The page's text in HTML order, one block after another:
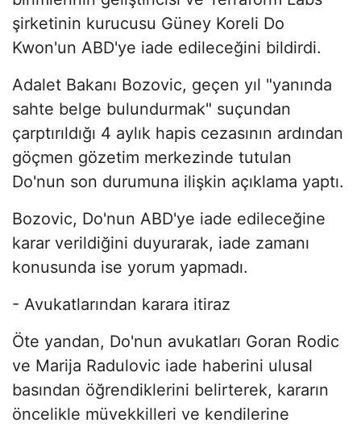
şirketinin kurucusu Güney Koreli Do
Kwon'un ABD'ye iade edileceğini bildirdi.
Adalet Bakanı Bozovic, geçen yıl "yanında
sahte belge bulundurmak" suçundan
çarptırıldığı 4 aylık hapis cezasının ardından
göçmen gözetim merkezinde tutulan
Do'nun son durumuna ilişkin açıklama yaptı.
Bozovic, Do'nun ABD'ye iade edileceğine
karar verildiğini duyurarak, iade zamanı
konusunda ise yorum yapmadı.
- Avukatlarından karara itiraz
Öte yandan, Do'nun avukatları Goran Rodic
ve Marija Radulovic iade haberini ulusal
basından öğrendiklerini belirterek, kararın
öncelikle müvekkilleri ve kendilerine